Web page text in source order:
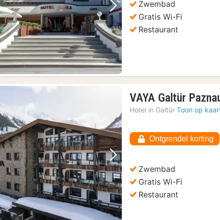
Vorige foto Volgende foto
Zwembad
Gratis Wi-Fi
Restaurant
Vorige foto Volgende foto
VAYA Galtür
Hotel in Galtür Toon op
Ontgrendel korting
Zwembad
Gratis Wi-Fi
Restaurant